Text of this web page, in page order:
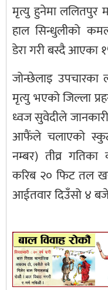
मृत्यु हुनेमा ललितपुर
हाल सिन्धुलीको
डेरा गरी बस्दै आएका
जोन्छेलाइ उपचारका
मृत्यु भएको जिल्ला
ध्वज सुवेदीले
आफैंले चलाएको
नम्बर) तीव्र
करिब २० फिट तल
आईतवार दिउँसो ४